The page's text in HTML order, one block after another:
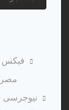
فیکس
نیوجرسی